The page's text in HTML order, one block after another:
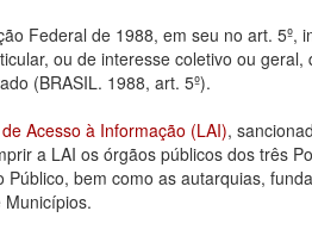
Federal de 1988, em seu no art.
ou de interesse coletivo ou
(BRASIL. 1988, art. 5º).
Acesso à Informação (LAI),
a LAI os órgãos públicos dos três
Público, bem como as autarquias,
Municípios.